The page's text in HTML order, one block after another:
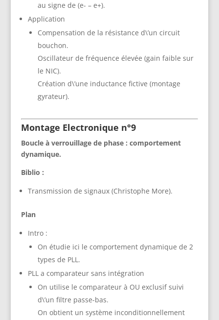
au signe de (e- – e+).
Application
Compensation de la résistance d\’un circuit
bouchon.
Oscillateur de fréquence élevée (gain faible sur
le NIC).
Création d\’une inductance fictive (montage
gyrateur).
Montage Electronique n°9
Boucle à verrouillage de phase : comportement
dynamique.
Biblio :
Transmission de signaux (Christophe More).
Plan
Intro :
On étudie ici le comportement dynamique de 2
types de PLL.
PLL a comparateur sans intégration
On utilise le comparateur à OU exclusif suivi
d\’un filtre passe-bas.
On obtient un système inconditionnellement